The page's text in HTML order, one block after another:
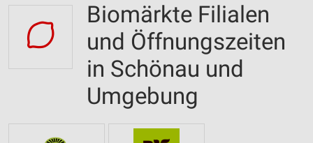
Biomärkte Filialen
und Öffnungszeiten
in Schönau und
Umgebung